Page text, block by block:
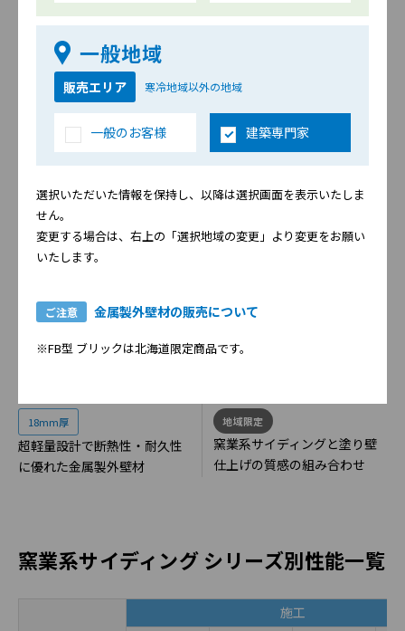
一般地域
販売エリア 寒冷地域以外の地域
一般のお客様 建築専門家
選択いただいた情報を保持し、以降は選択画面を表示いたしま
せん。
変更する場合は、右上の「選択地域の変更」より変更をお願い
いたします。
ご注意 金属製外壁材の販売について
※FB型 ブリックは北海道限定商品です。
18～14mm厚
下塗り処理のみを施した現場
塗装対応の外壁材
金属製外壁材
18mm厚
超軽量設計で断熱性・耐久性
に優れた金属製外壁材
大壁工法
地域限定
窯業系サイディングと塗り壁
仕上げの質感の組み合わせ
窯業系サイディング シリーズ別性能一覧
施工